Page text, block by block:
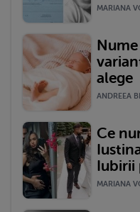
MARIANA
alege
ANDREEA
Ce
Iubirii
MARIANA